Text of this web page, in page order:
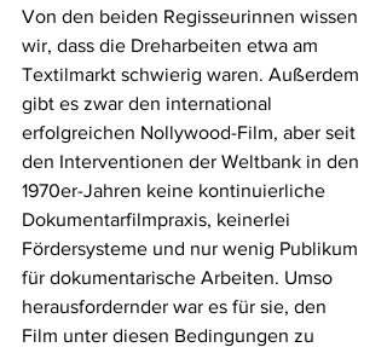
Von den beiden Regisseurinnen wissen
wir, dass die Dreharbeiten etwa am
Textilmarkt schwierig waren. Außerdem
gibt es zwar den international
erfolgreichen Nollywood-Film, aber seit
den Interventionen der Weltbank in den
1970er-Jahren keine kontinuierliche
Dokumentarfilmpraxis, keinerlei
Fördersysteme und nur wenig Publikum
für dokumentarische Arbeiten. Umso
herausfordernder war es für sie, den
Film unter diesen Bedingungen zu